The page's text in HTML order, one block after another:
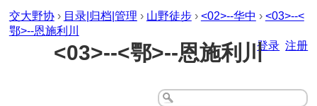
交大野协 › 目录|归档|管理 › 山野徒步 › <02>--华中 › <03>--<
鄂>--恩施利川
登录 注册
<03>--<鄂>--恩施利川